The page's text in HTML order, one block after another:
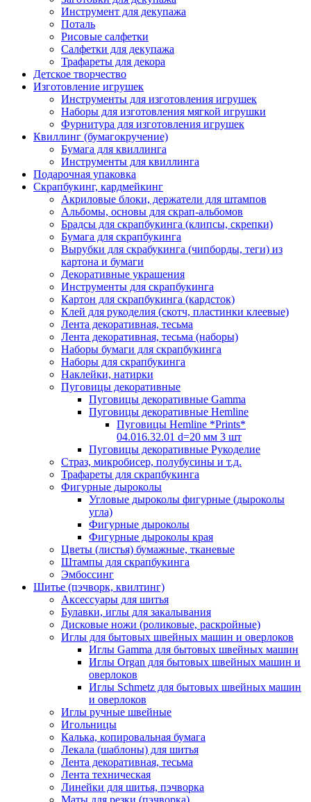
Инструмент для декупажа
Поталь
Рисовые салфетки
Салфетки для декупажа
Трафареты для декора
Детское творчество
Изготовление игрушек
Инструменты для изготовления игрушек
Наборы для изготовления мягкой игрушки
Фурнитура для изготовления игрушек
Квиллинг (бумагокручение)
Бумага для квиллинга
Инструменты для квиллинга
Подарочная упаковка
Скрапбукинг, кардмейкинг
Акриловые блоки, держатели для штампов
Альбомы, основы для скрап-альбомов
Брадсы для скрапбукинга (клипсы, скрепки)
Бумага для скрапбукинга
Вырубки для скрабукинга (чипборды, теги) из
картона и бумаги
Декоративные украшения
Инструменты для скрапбукинга
Картон для скрапбукинга (кардсток)
Клей для рукоделия (скотч, пластинки клеевые)
Лента декоративная, тесьма
Лента декоративная, тесьма (наборы)
Наборы бумаги для скрапбукинга
Наборы для скрапбукинга
Наклейки, натирки
Пуговицы декоративные
Пуговицы декоративные Gamma
Пуговицы декоративные Hemline
Пуговицы Hemline *Prints*
04.016.32.01 d=20 мм 3 шт
Пуговицы декоративные Рукоделие
Страз, микробисер, полубусины и т.д.
Трафареты для скрапбукинга
Фигурные дыроколы
Угловые дыроколы фигурные (дыроколы
угла)
Фигурные дыроколы
Фигурные дыроколы края
Цветы (листья) бумажные, тканевые
Штампы для скрапбукинга
Эмбоссинг
Шитье (пэчворк, квилтинг)
Аксессуары для шитья
Булавки, иглы для закалывания
Дисковые ножи (роликовые, раскройные)
Иглы для бытовых швейных машин и оверлоков
Иглы Gamma для бытовых швейных машин
Иглы Organ для бытовых швейных машин и
оверлоков
Иглы Schmetz для бытовых швейных машин
и оверлоков
Иглы ручные швейные
Игольницы
Калька, копировальная бумага
Лекала (шаблоны) для шитья
Лента декоративная, тесьма
Лента техническая
Линейки для шитья, пэчворка
Маты для резки (пэчворка)